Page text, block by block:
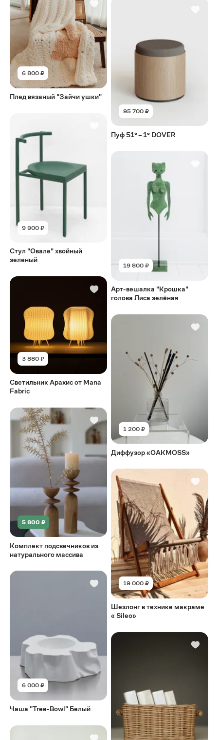
6 800 ₽
Плед вязаный "Зайчи ушки"
9 900 ₽
Стул "Овале" хвойный
зеленый
3 880 ₽
Светильник Арахис от Mana
Fabric
5 800 ₽
Комплект подсвечников из
натурального массива
6 000 ₽
Чаша "Tree-Bowl" Белый
95 700 ₽
Пуф 51° – 1° DOVER
19 800 ₽
Арт-вешалка "Крошка"
голова Лиса зелёная
1 200 ₽
Диффузор «OAKMOSS»
19 000 ₽
Шезлонг в технике макраме
« Sileo»